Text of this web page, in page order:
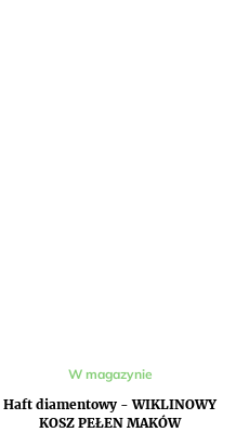
Haft diamentowy - WIKLINOWY
KOSZ PEŁEN MAKÓW
W magazynie